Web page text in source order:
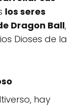
los seres
Dragon Ball,
Dioses de la
hay